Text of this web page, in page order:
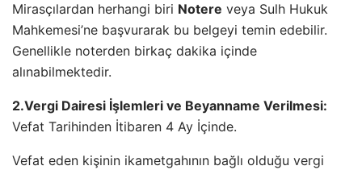
Mirasçılardan herhangi biri Notere veya Sulh Hukuk
Mahkemesi’ne başvurarak bu belgeyi temin edebilir.
Genellikle noterden birkaç dakika içinde
alınabilmektedir.
2.Vergi Dairesi İşlemleri ve Beyanname Verilmesi:
Vefat Tarihinden İtibaren 4 Ay İçinde.
Vefat eden kişinin ikametgahının bağlı olduğu vergi